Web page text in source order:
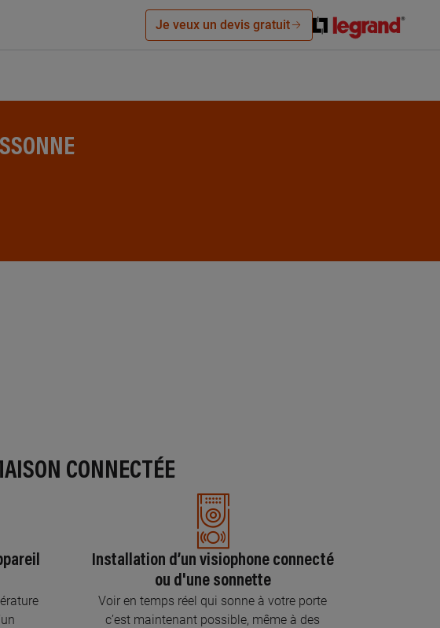
Je veux un devis gratuit
CONNECTÉE
Installation d’un visiophone connecté
ou d'une sonnette
Voir en temps réel qui sonne à votre porte
c’est maintenant possible, même à des